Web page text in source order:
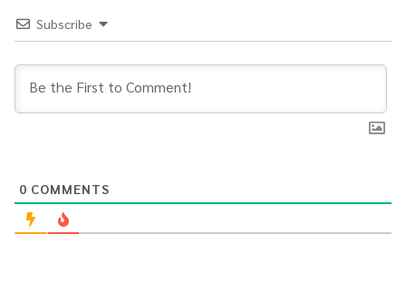
Subscribe
0 COMMENTS